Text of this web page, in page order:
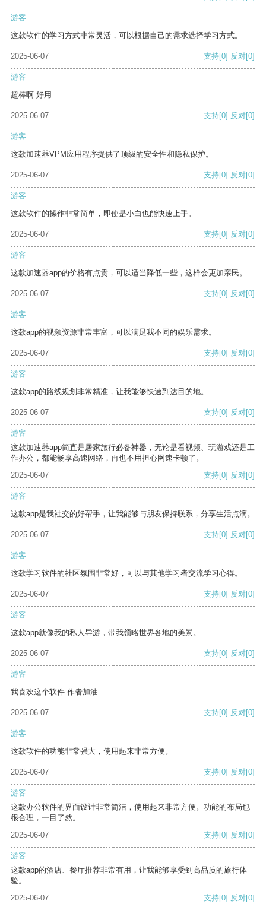
游客
这款软件的学习方式非常灵活，可以根据自己的需求选择学习方式。
2025-06-07 支持[0] 反对[0]
游客
超棒啊 好用
2025-06-07 支持[0] 反对[0]
游客
这款加速器VPM应用程序提供了顶级的安全性和隐私保护。
2025-06-07 支持[0] 反对[0]
游客
这款软件的操作非常简单，即使是小白也能快速上手。
2025-06-07 支持[0] 反对[0]
游客
这款加速器app的价格有点贵，可以适当降低一些，这样会更加亲民。
2025-06-07 支持[0] 反对[0]
游客
这款app的视频资源非常丰富，可以满足我不同的娱乐需求。
2025-06-07 支持[0] 反对[0]
游客
这款app的路线规划非常精准，让我能够快速到达目的地。
2025-06-07 支持[0] 反对[0]
游客
这款加速器app简直是居家旅行必备神器，无论是看视频、玩游戏还是工
作办公，都能畅享高速网络，再也不用担心网速卡顿了。
2025-06-07
支持[0] 反对[0]
游客
这款app是我社交的好帮手，让我能够与朋友保持联系，分享生活点滴。
2025-06-07 支持[0] 反对[0]
游客
这款学习软件的社区氛围非常好，可以与其他学习者交流学习心得。
2025-06-07 支持[0] 反对[0]
游客
这款app就像我的私人导游，带我领略世界各地的美景。
2025-06-07 支持[0] 反对[0]
游客
我喜欢这个软件 作者加油
2025-06-07 支持[0] 反对[0]
游客
这款软件的功能非常强大，使用起来非常方便。
2025-06-07 支持[0] 反对[0]
游客
这款办公软件的界面设计非常简洁，使用起来非常方便。功能的布局也
很合理，一目了然。
2025-06-07
支持[0] 反对[0]
游客
这款app的酒店、餐厅推荐非常有用，让我能够享受到高品质的旅行体
验。
2025-06-07
支持[0] 反对[0]